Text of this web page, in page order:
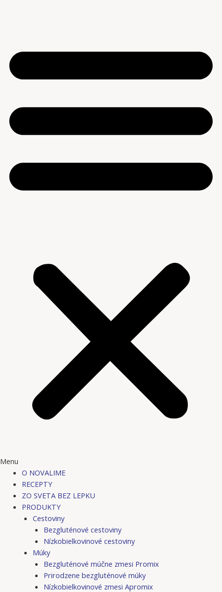
Menu
O NOVALIME
RECEPTY
ZO SVETA BEZ LEPKU
PRODUKTY
Cestoviny
Bezgluténové cestoviny
Nízkobielkovinové cestoviny
Múky
Bezgluténové múčne zmesi Promix
Prirodzene bezgluténové múky
Nízkobielkovinové zmesi Apromix